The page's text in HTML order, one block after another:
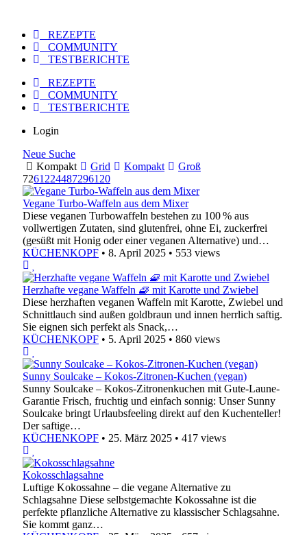
REZEPTE
COMMUNITY
TESTBERICHTE
REZEPTE
COMMUNITY
TESTBERICHTE
Login
Neue Suche
Kompakt
Grid Kompakt
Groß
7261224487296120
Vegane Turbo-Waffeln aus dem Mixer
Diese veganen Turbowaffeln bestehen zu 100 % aus
vollwertigen Zutaten, sind glutenfrei, ohne Ei, zuckerfrei
(gesüßt mit Honig oder einer veganen Alternative) und…
KÜCHENKOPF • 8. April 2025 • 553 views
Herzhafte vegane Waffeln 🧇 mit Karotte und Zwiebel
Diese herzhaften veganen Waffeln mit Karotte, Zwiebel und
Schnittlauch sind außen goldbraun und innen herrlich saftig.
Sie eignen sich perfekt als Snack,…
KÜCHENKOPF • 5. April 2025 • 860 views
Sunny Soulcake – Kokos-Zitronen-Kuchen (vegan)
Sunny Soulcake – Kokos-Zitronenkuchen mit Gute-Laune-
Garantie Frisch, fruchtig und einfach sonnig: Unser Sunny
Soulcake bringt Urlaubsfeeling direkt auf den Kuchenteller!
Der saftige…
KÜCHENKOPF • 25. März 2025 • 417 views
Kokosschlagsahne
Luftige Kokossahne – die vegane Alternative zu
Schlagsahne Diese selbstgemachte Kokossahne ist die
perfekte pflanzliche Alternative zu klassischer Schlagsahne.
Sie kommt ganz…